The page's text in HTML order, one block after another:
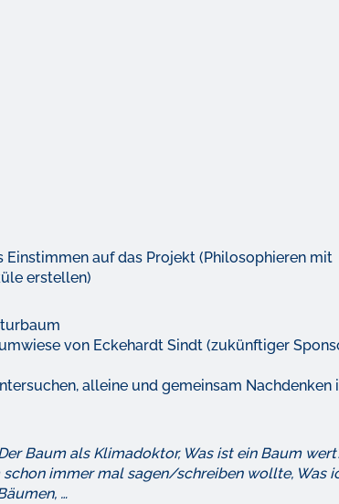
auf das Projekt (Philosophieren mit
erstellen)
von Eckehardt Sindt (zukünftiger
alleine und gemeinsam Nachdenken
Baum als Klimadoktor, Was ist ein Baum
immer mal sagen/schreiben wollte, Was
…